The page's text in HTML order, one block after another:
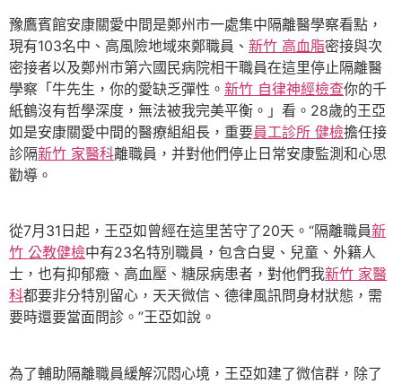
豫鷹賓館安康關愛中間是鄭州市一處集中隔離醫學察看點，
現有103名中、高風險地域來鄭職員、 新竹 高血脂密接與次
密接者以及鄭州市第六國民病院相干職員在這里停止隔離醫
學察「牛先生，你的愛缺乏彈性。 新竹 自律神經檢查你的千
紙鶴沒有哲學深度，無法被我完美平衡。」看。28歲的王亞
如是安康關愛中間的醫療組組長，重要員工診所 健檢擔任接
診隔新竹 家醫科離職員，并對他們停止日常安康監測和心思
勸導。
從7月31日起，王亞如曾經在這里苦守了20天。“隔離職員新
竹 公教健檢中有23名特別職員，包含白叟、兒童、外籍人
士，也有抑郁癥、高血壓、糖尿病患者，對他們我新竹 家醫
科都要非分特別留心，天天微信、德律風訊問身材狀態，需
要時還要當面問診。”王亞如說。
為了輔助隔離職員緩解沉悶心境，王亞如建了微信群，除了